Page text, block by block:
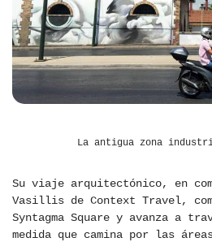
La antigua zona
Su viaje arquitectónico, en
Vasillis de Context Travel,
Syntagma Square y avanza a
medida que camina por las